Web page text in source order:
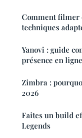
Comment filmer
techniques
Yanovi : guide
présence en
Zimbra :
2026
Faites un build
Legends